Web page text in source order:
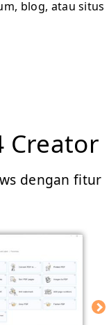
blog, atau situs
Creator
dengan fitur